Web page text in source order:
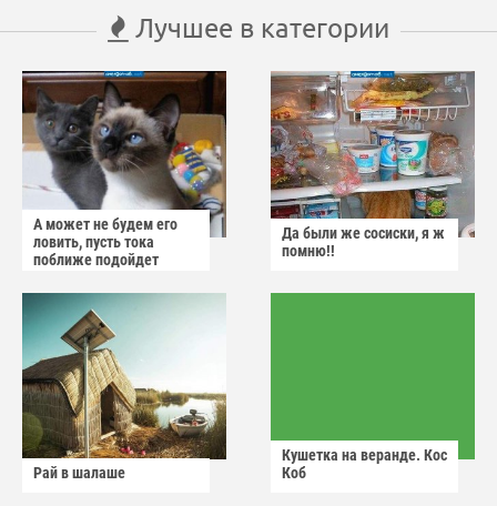
Лучшее в категории
А может не будем его
ловить, пусть тока
поближе подойдет
Да были же сосиски, я ж
помню!!
Рай в шалаше
Кушетка на веранде. Кос
Коб